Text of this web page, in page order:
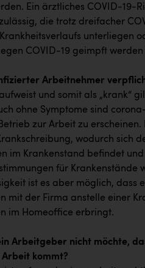
Ein ärztliches COVID-19-
die trotz dreifacher
unterliegen
COVID-19 geimpft werden
Arbeitnehmer
und somit als „krank“
ohne Symptome sind
zur Arbeit zu
wodurch sich
im Krankenstand befindet
für Krankenstände
ist es aber möglich, dass
mit der Firma anstelle einer
im Homeoffice erbringt.
Arbeitgeber nicht möchte,
kommt?